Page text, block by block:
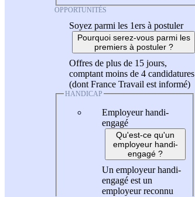
OPPORTUNITÉS
Soyez parmi les 1ers à postuler
Pourquoi serez-vous parmi les
premiers à postuler ?
Offres de plus de 15 jours,
comptant moins de 4 candidatures
(dont France Travail est informé)
HANDICAP
Employeur handi-
engagé
Qu'est-ce qu'un
employeur handi-
engagé ?
Un employeur handi-
engagé est un
employeur reconnu